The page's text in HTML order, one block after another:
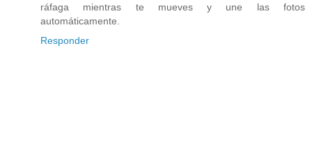
ráfaga mientras te mueves y une las fotos
automáticamente.
Responder